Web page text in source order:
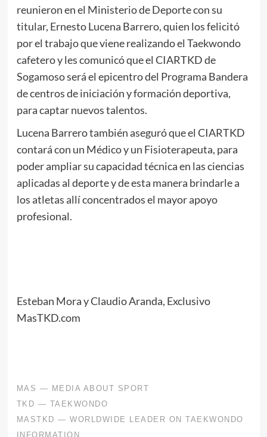
reunieron en el Ministerio de Deporte con su
titular, Ernesto Lucena Barrero, quien los felicitó
por el trabajo que viene realizando el Taekwondo
cafetero y les comunicó que el CIARTKD de
Sogamoso será el epicentro del Programa Bandera
de centros de iniciación y formación deportiva,
para captar nuevos talentos.
Lucena Barrero también aseguró que el CIARTKD
contará con un Médico y un Fisioterapeuta, para
poder ampliar su capacidad técnica en las ciencias
aplicadas al deporte y de esta manera brindarle a
los atletas allí concentrados el mayor apoyo
profesional.
Esteban Mora y Claudio Aranda, Exclusivo
MasTKD.com